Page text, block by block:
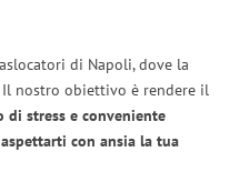
di Napoli, dove la
nostro obiettivo è rendere il
stress e conveniente
con ansia la tua